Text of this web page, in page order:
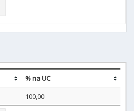
% na UC
100,00